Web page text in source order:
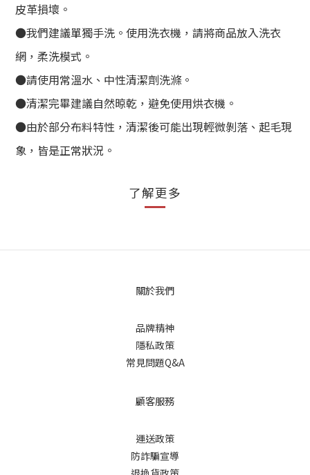
皮革損壞。
●我們建議單獨手洗。使用洗衣機，請將商品放入洗衣
網，柔洗模式。
●請使用常溫水、中性清潔劑洗滌。
●清潔完畢建議自然晾乾，避免使用烘衣機。
●由於部分布料特性，清潔後可能出現輕微剝落、起毛現
象，皆是正常狀況。
了解更多
關於我們
品牌精神
隱私政策
常見問題Q&A
顧客服務
運送政策
防詐騙宣導